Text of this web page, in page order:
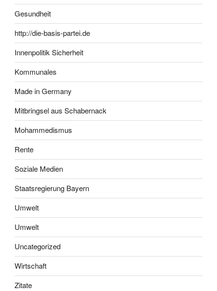
Gesundheit
http://die-basis-partei.de
Innenpolitik Sicherheit
Kommunales
Made in Germany
Mitbringsel aus Schabernack
Mohammedismus
Rente
Soziale Medien
Staatsregierung Bayern
Umwelt
Umwelt
Uncategorized
Wirtschaft
Zitate